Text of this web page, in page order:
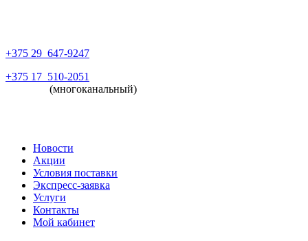
+375 29 647-9247
+375 17 510-2051
(многоканальный)
Новости
Акции
Условия поставки
Экспресс-заявка
Услуги
Контакты
Мой кабинет